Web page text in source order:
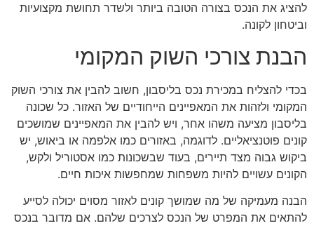
להציג את הנכס בצורה הטובה ביותר ולשדר תחושת מקצועיות
וביטחון לקונה.
הבנת צורכי השוק המקומי
בכדי להצליח במכירת נכס בליסבון, חשוב להבין את צורכי השוק
המקומי ולזהות את המאפיינים הייחודיים של האזור. כל שכונה
בליסבון מציעה משהו אחר, ויש להבין את המאפיינים שמושכים
קונים פוטנציאליים. לדוגמה, באזורים כמו אלפמה או ביאוש, יש
ביקוש גבוה מצד תיירים, בעוד שבשכונות כמו אסטוריל ולקש,
הקונים עשויים להיות משפחות שמחפשות איכות חיים.
הבנה מעמיקה של מה שמושך קונים לאזור מסוים יכולה לסייע
להתאים את המפרט של הנכס לצרכים שלהם. אם מדובר בנכס